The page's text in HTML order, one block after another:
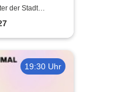
der Stadt
19:30 Uhr